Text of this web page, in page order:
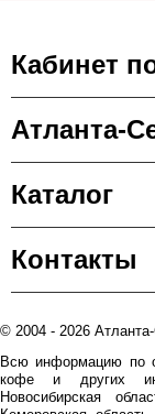
Кабинет
Атланта-
Каталог
Контакты
© 2004 - 2026
Всю информацию по
кофе и других
Новосибирская